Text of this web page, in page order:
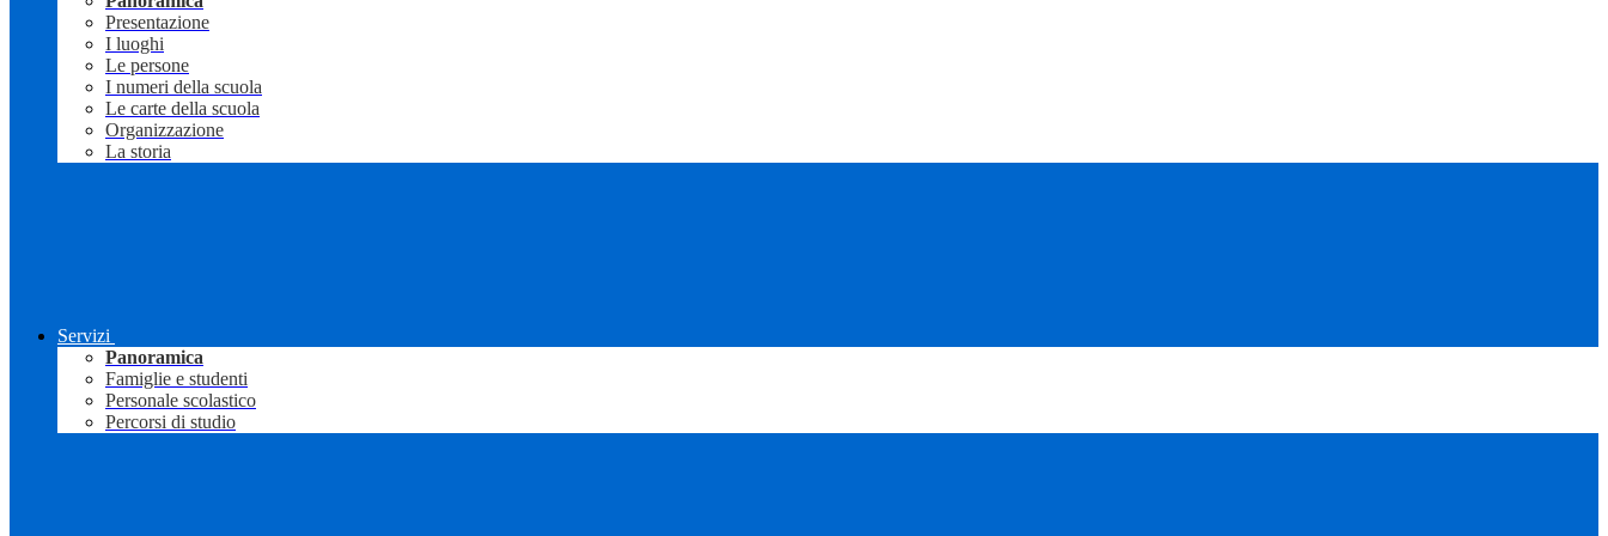
Presentazione
I luoghi
Le persone
I numeri della scuola
Le carte della scuola
Organizzazione
La storia
Servizi
Panoramica
Famiglie e studenti
Personale scolastico
Percorsi di studio